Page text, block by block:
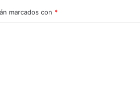
marcados con *